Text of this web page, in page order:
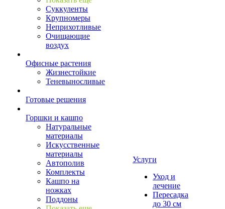
Суккуленты
Крупномеры
Неприхотливые
Очищающие
воздух
Офисные растения
Жизнестойкие
Теневыносливые
Готовые решения
Горшки и кашпо
Натуральные
материалы
Искусственные
материалы
Автополив
Комплекты
Кашпо на
ножках
Поддоны
Услуги
Уход и
лечение
Пересадка
до 30 см